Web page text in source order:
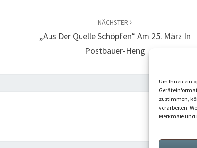
Um Ihnen ein
zustimmen,
verarbeiten.
Merkmale und
NÄCHSTER
„Aus Der Quelle Schöpfen“ Am 25. März In
Postbauer-Heng